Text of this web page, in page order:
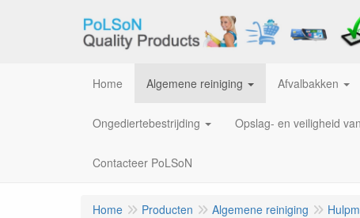
Home Algemene reiniging Afvalbakken
Ongediertebestrijding Opslag- en veiligheid
Contacteer PoLSoN
Home Producten Algemene reiniging